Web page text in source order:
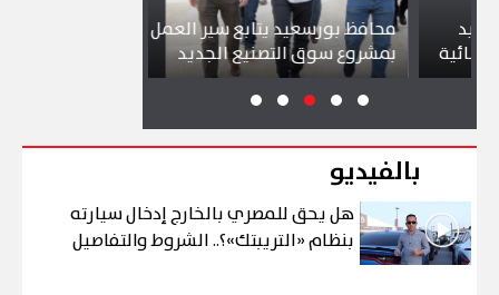
محافظ بورسعيد يتابع سير العمل
بمشروع سوق التصنيع الجديد
بالفيديو
هل يحق للمصري بالخارج إدخال سيارته
بنظام «التريبتك»؟.. الشروط والتفاصيل